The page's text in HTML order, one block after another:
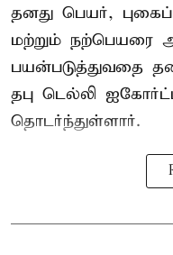
தனது பெயர்,
மற்றும் நற்பெயரை
பயன்படுத்துவதை
தபு டெல்லி
தொடர்ந்துள்ளார்.